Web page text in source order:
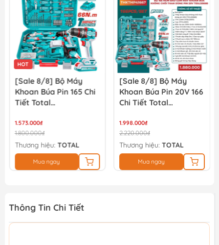
133.000₫ 140.000₫
HOT
[Sale 8/8] Bộ Máy
Khoan Búa Pin 165 Chi
Tiết Total
1.573.000₫
1.800.000₫
Thương hiệu: TOTAL
Mua ngay
[Sale 8/8] Bộ Máy
Khoan Búa Pin 20V 166
Chi Tiết Total
THKTHP41667
1.998.000₫
2.220.000₫
Thương hiệu: TOTAL
Mua ngay
Thông Tin Chi Tiết